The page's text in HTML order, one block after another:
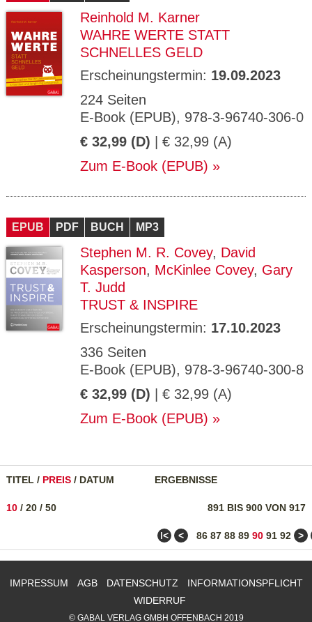
Reinhold M. Karner
WAHRE WERTE STATT
SCHNELLES GELD
Erscheinungstermin: 19.09.2023
224 Seiten
E-Book (EPUB), 978-3-96740-306-0
€ 32,99 (D) | € 32,99 (A)
Zum E-Book (EPUB)
EPUB PDF BUCH MP3
Stephen M. R. Covey, David
Kasperson, McKinlee Covey, Gary
T. Judd
TRUST & INSPIRE
Erscheinungstermin: 17.10.2023
336 Seiten
E-Book (EPUB), 978-3-96740-300-8
€ 32,99 (D) | € 32,99 (A)
Zum E-Book (EPUB)
TITEL / PREIS / DATUM ERGEBNISSE
891 BIS 900 VON 917
10 / 20 / 50
ǀ< < 86 87 88 89 90 91 92 >
IMPRESSUM AGB DATENSCHUTZ
INFORMATIONSPFLICHT
WIDERRUF
© GABAL VERLAG GMBH OFFENBACH 2019